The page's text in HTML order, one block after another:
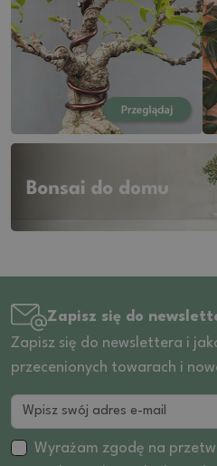
Zapisz się do
Zapisz się do newslettera i
przecenionych towarach i
Wyrażam zgodę na